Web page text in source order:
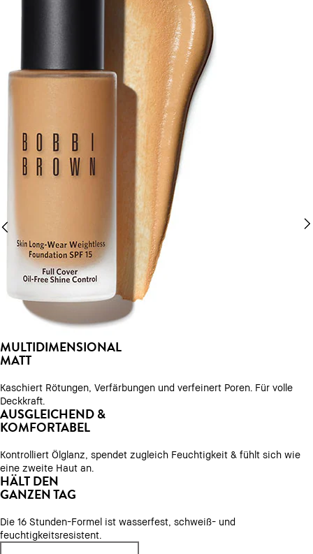
MULTIDIMENSIONAL
MATT
Kaschiert Rötungen, Verfärbungen und verfeinert Poren. Für volle
Deckkraft.
AUSGLEICHEND &
KOMFORTABEL
Kontrolliert Ölglanz, spendet zugleich Feuchtigkeit & fühlt sich wie
eine zweite Haut an.
HÄLT DEN
GANZEN TAG
Die 16 Stunden-Formel ist wasserfest, schweiß- und
feuchtigkeitsresistent.
INTELLIGENTE TECHNOLOGIE
passt sich Ihren Hautbedürfnissen an. Kontrolliert Ölglanz und
spendet zugleich trockenen Stellen Feuchtigkeit.
DECKKRAFT VON LEICHT
BIS VOLL AUFBAUEN
& über eine flüssige Foundation auftragen, um punktuell zu
korrigieren.
Hält den
POLSTERT DIE HAUT
SOFORT AUF
Hinterlässt ein Frischegefühl, das den ganzen Tag hält und versorgt
sie mit Feuchtigkeit.
Vielseitige
lässt sich mühelos von leicht bis mittel aufbauen.
Long-Wear Formel
bleibt den ganzen Tag über streifenfrei und farbecht.